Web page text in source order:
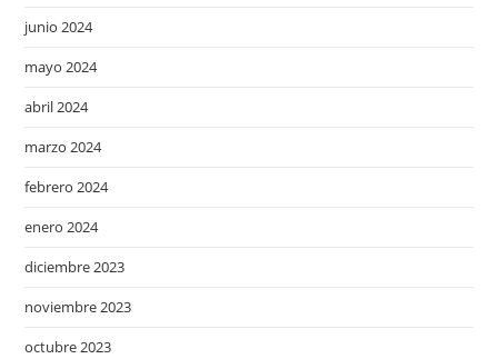
junio 2024
mayo 2024
abril 2024
marzo 2024
febrero 2024
enero 2024
diciembre 2023
noviembre 2023
octubre 2023